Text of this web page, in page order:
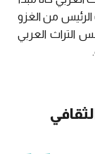
من الغزو
التراث العربي